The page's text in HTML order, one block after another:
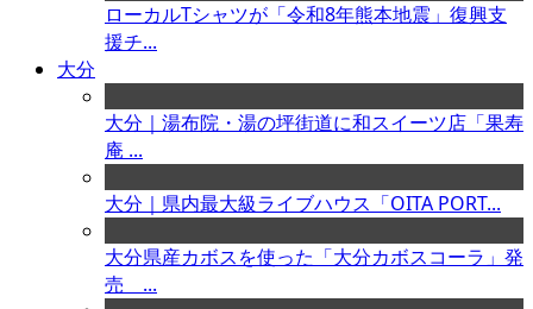
ローカルTシャツが「令和8年熊本地震」復興支
援チ...
大分
大分｜湯布院・湯の坪街道に和スイーツ店「果寿
庵 ...
大分｜県内最大級ライブハウス「OITA PORT...
大分県産カボスを使った「大分カボスコーラ」発
売 ...